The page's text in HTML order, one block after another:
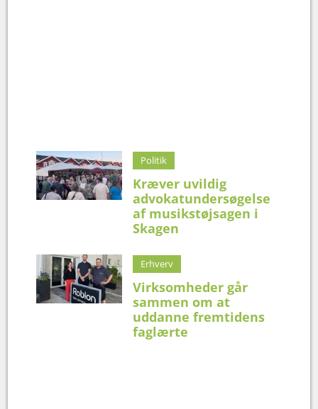
Politik
Kræver uvildig
advokatundersøgelse
af musikstøjsagen i
Skagen
Erhverv
Virksomheder går
sammen om at
uddanne fremtidens
faglærte